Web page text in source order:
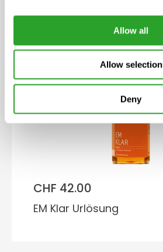
Allow all
Allow selection
Deny
CHF 42.00
EM Klar Urlösung